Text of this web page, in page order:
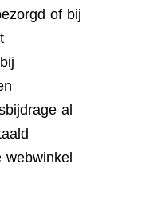
of bij
al
webwinkel